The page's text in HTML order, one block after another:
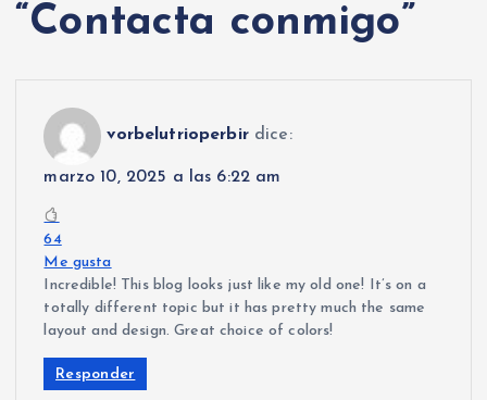
“Contacta conmigo”
vorbelutrioperbir dice:
marzo 10, 2025 a las 6:22 am
64
Me gusta
Incredible! This blog looks just like my old one! It’s on a
totally different topic but it has pretty much the same
layout and design. Great choice of colors!
Responder